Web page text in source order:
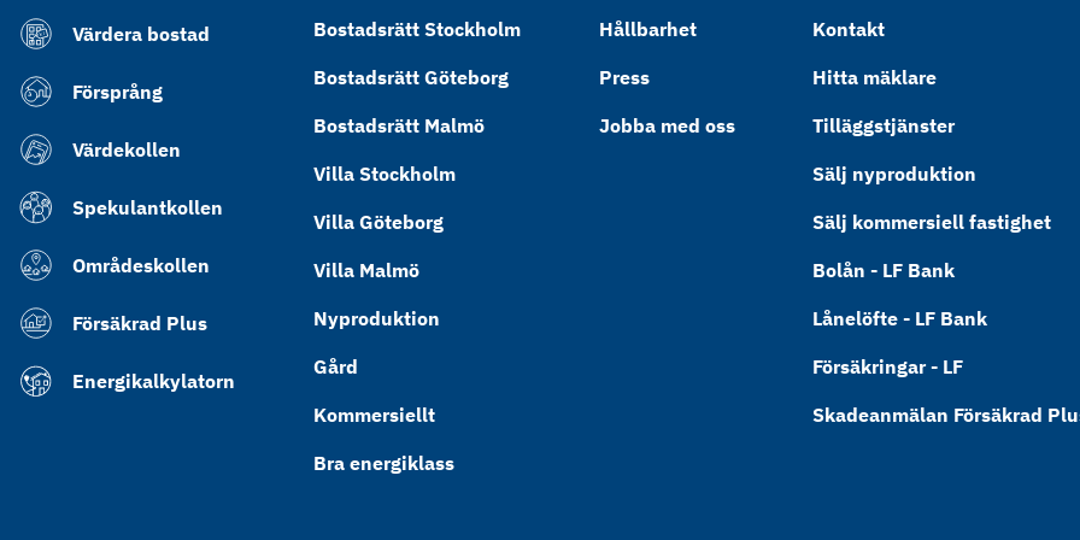
Värdera bostad
Försprång
Värdekollen
Spekulantkollen
Områdeskollen
Försäkrad Plus
Energikalkylatorn
Bostadsrätt Stockholm
Bostadsrätt Göteborg
Bostadsrätt Malmö
Villa Stockholm
Villa Göteborg
Villa Malmö
Nyproduktion
Gård
Kommersiellt
Bra energiklass
Hållbarhet
Press
Jobba med oss
Kontakt
Hitta mäklare
Tilläggstjänster
Sälj nyproduktion
Sälj kommersiell fastighet
Bolån - LF Bank
Lånelöfte - LF Bank
Försäkringar - LF
Skadeanmälan Försäkrad